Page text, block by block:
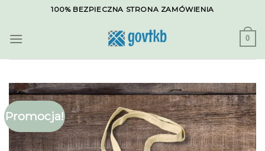
content
100% BEZPIECZNA STRONA ZAMÓWIENIA
0
Promocja!